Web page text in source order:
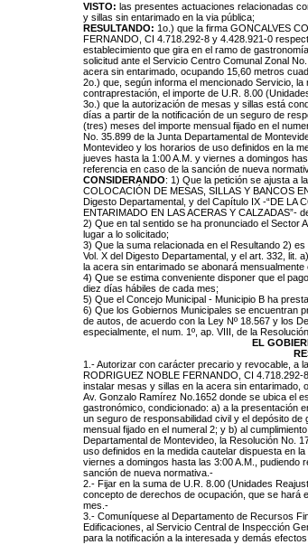
VISTO: las presentes actuaciones relacionadas
y sillas sin entarimado en la via pública;
RESULTANDO: 1o.) que la firma GONCALVES
FERNANDO, CI 4.718.292-8 y 4.428.921-0
establecimiento que gira en el ramo de
solicitud ante el Servicio Centro Comunal Zonal
acera sin entarimado, ocupando 15,60 metros
2o.) que, según informa el mencionado Servicio,
contraprestación, el importe de U.R. 8.00
3o.) que la autorización de mesas y sillas está
días a partir de la notificación de un seguro de
(tres) meses del importe mensual fijado en el
No. 35.899 de la Junta Departamental de
Montevideo y los horarios de uso definidos en la
jueves hasta la 1:00 A.M. y viernes a domingos
referencia en caso de la sanción de nueva
CONSIDERANDO: 1) Que la petición se ajusta a
COLOCACIÓN DE MESAS, SILLAS Y BANCOS
Digesto Departamental, y del Capítulo IX -“DE LA
ENTARIMADO EN LAS ACERAS Y CALZADAS”-
2) Que en tal sentido se ha pronunciado el Sector
lugar a lo solicitado;
3) Que la suma relacionada en el Resultando 2)
Vol. X del Digesto Departamental, y el art. 332, lit.
la acera sin entarimado se abonará
4) Que se estima conveniente disponer que el
diez días hábiles de cada mes;
5) Que el Concejo Municipal - Municipio B ha
6) Que los Gobiernos Municipales se encuentran
de autos, de acuerdo con la Ley Nº 18.567 y los
especialmente, el num. 1º, ap. VIII, de la
EL
1.- Autorizar con carácter precario y revocable, a
RODRIGUEZ NOBLE FERNANDO, CI
instalar mesas y sillas en la acera sin entarimado,
Av. Gonzalo Ramírez No.1652 donde se ubica el
gastronómico, condicionado: a) a la presentación
un seguro de responsabilidad civil y el depósito
mensual fijado en el numeral 2; y b) al
Departamental de Montevideo, la Resolución No.
uso definidos en la medida cautelar dispuesta en
viernes a domingos hasta las 3:00 A.M.,
sanción de nueva normativa.-
2.- Fijar en la suma de U.R. 8.00 (Unidades
concepto de derechos de ocupación, que se hará
mes.-
3.- Comuníquese al Departamento de Recursos
Edificaciones, al Servicio Central de Inspección
para la notificación a la interesada y demás